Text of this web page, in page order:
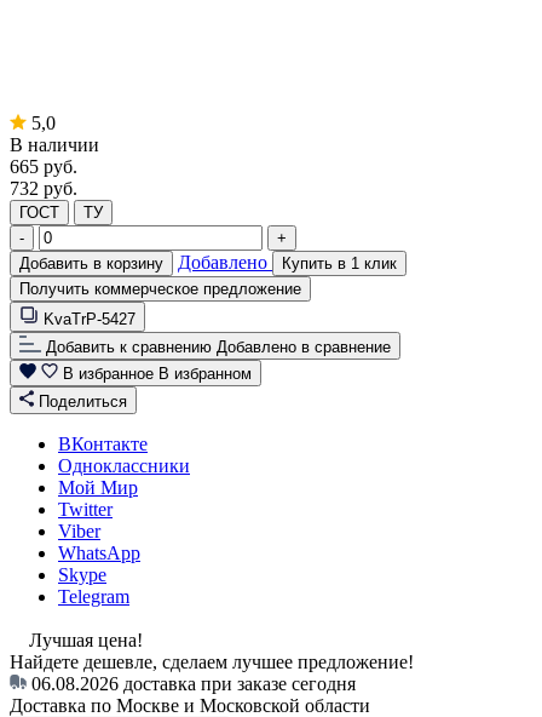
5,0
В наличии
665 руб.
732 руб.
ГОСТ
ТУ
-
+
Добавить в корзину
Добавлено
Купить в 1 клик
Получить коммерческое предложение
KvaTrP-5427
Добавить к сравнению Добавлено в сравнение
В избранное В избранном
Поделиться
ВКонтакте
Одноклассники
Мой Мир
Twitter
Viber
WhatsApp
Skype
Telegram
Лучшая цена!
Найдете дешевле, сделаем лучшее предложение!
06.08.2026 доставка при заказе сегодня
Доставка по Москве и Московской области